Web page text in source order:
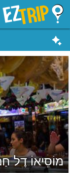
EZTrip
מוֹסֵיאוֹ דֶל